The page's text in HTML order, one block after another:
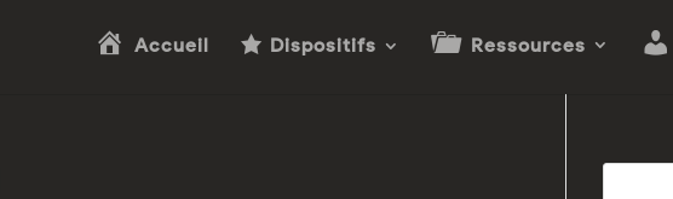
Accueil Dispositifs Ressources